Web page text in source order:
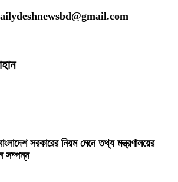
সরকারের নিয়ম মেনে তথ্য মন্ত্রণালয়ের
সম্পন্ন